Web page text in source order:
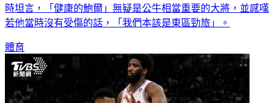
時坦言，「健康的鮑爾」無疑是公牛相當重要的大將，並感嘆
若他當時沒有受傷的話，「我們本該是東區勁旅」。
體育